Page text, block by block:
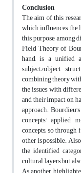
Conclusion
The aim of this
which influences the
this purpose, among
Field Theory of
hand, is a unified
subject/object,
combining theory
the issues with
and their impact on
approach.
concepts' applied
concepts, so
other is possible.
the identified
cultural layers but